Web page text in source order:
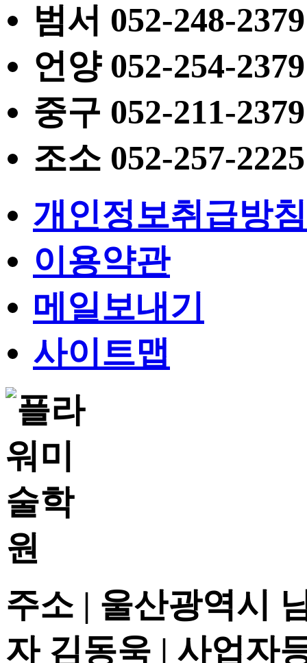
범서 052-248-2379
언양 052-254-2379
중구 052-211-2379
조소 052-257-2225
개인정보취급방침
이용약관
메일보내기
사이트맵
주소 | 울산광역시
자 김동욱 | 사업자